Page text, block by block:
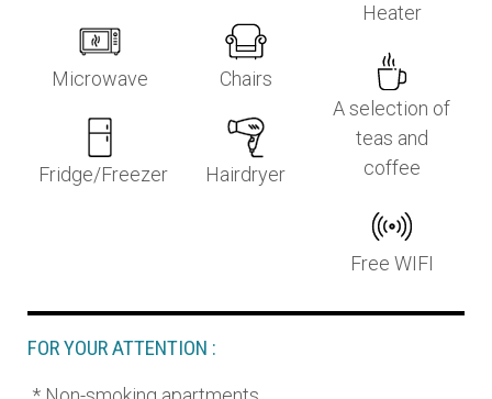
Microwave
Fridge/Freezer
Chairs
Hairdryer
Heater
A selection of
teas and
coffee
Free WIFI
FOR YOUR ATTENTION :